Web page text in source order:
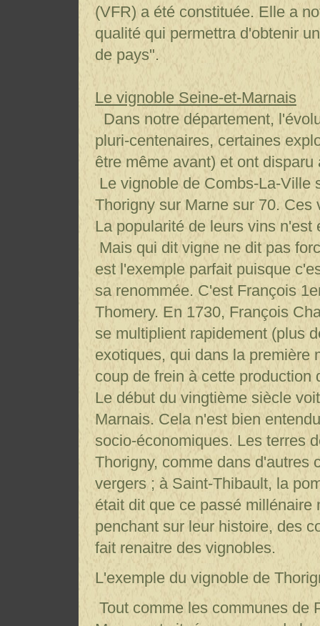
(VFR) a été constituée. Elle a
qualité qui permettra d'obtenir
de pays".
Le vignoble Seine-et-Marnais
Dans notre département,
pluri-centenaires, certaines
être même avant) et ont
Le vignoble de Combs-La-Ville
Thorigny sur Marne sur 70.
La popularité de leurs vins
Mais qui dit vigne ne dit pas
est l'exemple parfait puisque
sa renommée. C'est François
Thomery. En 1730, François
se multiplient rapidement (plus
exotiques, qui dans la première
coup de frein à cette production
Le début du vingtième siècle
Marnais. Cela n'est bien
socio-économiques. Les terres
Thorigny, comme dans d'autres
vergers ; à Saint-Thibault, la
était dit que ce passé
penchant sur leur histoire, des
fait renaitre des vignobles.
L'exemple du vignoble de
Tout comme les communes de